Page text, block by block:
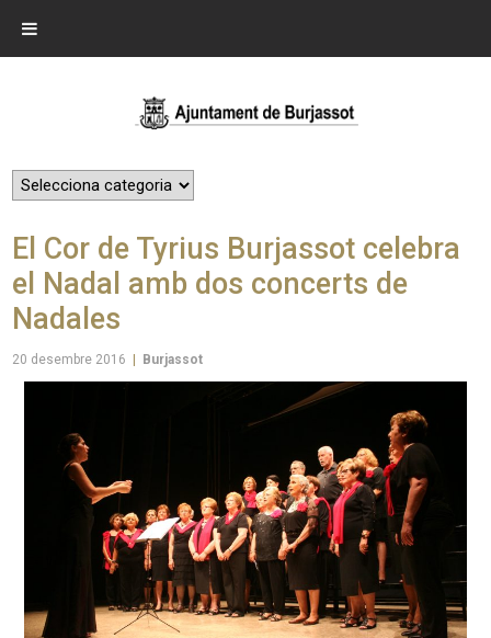
El Cor de Tyrius Burjassot celebra
el Nadal amb dos concerts de
Nadales
20 desembre 2016 Burjassot